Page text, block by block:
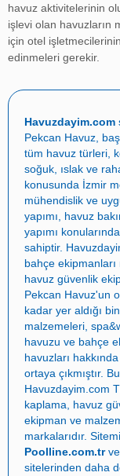
havuz aktivitelerinin
işlevi olan havuzların
için otel
edinmeleri gerekir.
Havuzdayim.com
Pekcan Havuz ,
tüm havuz türleri,
soğuk, ıslak ve
konusunda İzmir
mühendislik ve
yapımı
havuz
yapımı
sahiptir.
bahçe ekipmanları
havuz güvenlik
Pekcan Havuz'un
kadar yer aldığı
malzemeleri
havuzu ve bahçe
havuzları
ortaya çıkmıştır.
Havuzdayim.com
kaplama
havuz
ekipman ve
markalarıdır.
Poolline.com.trve
sitelerinden daha